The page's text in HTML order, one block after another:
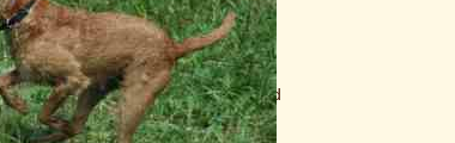
kurze Autofahrt meistern sie
schauen sie beim
Umsteigen in ein anderes Auto und